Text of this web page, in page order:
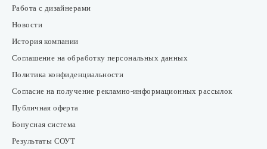
Работа с дизайнерами
Новости
История компании
Соглашение на обработку персональных данных
Политика конфиденциальности
Согласие на получение рекламно-информационных рассылок
Публичная оферта
Бонусная система
Результаты СОУТ